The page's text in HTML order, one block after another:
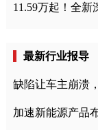
11.59万起！全新
最新行业报导
缺陷让车主崩溃
加速新能源产品